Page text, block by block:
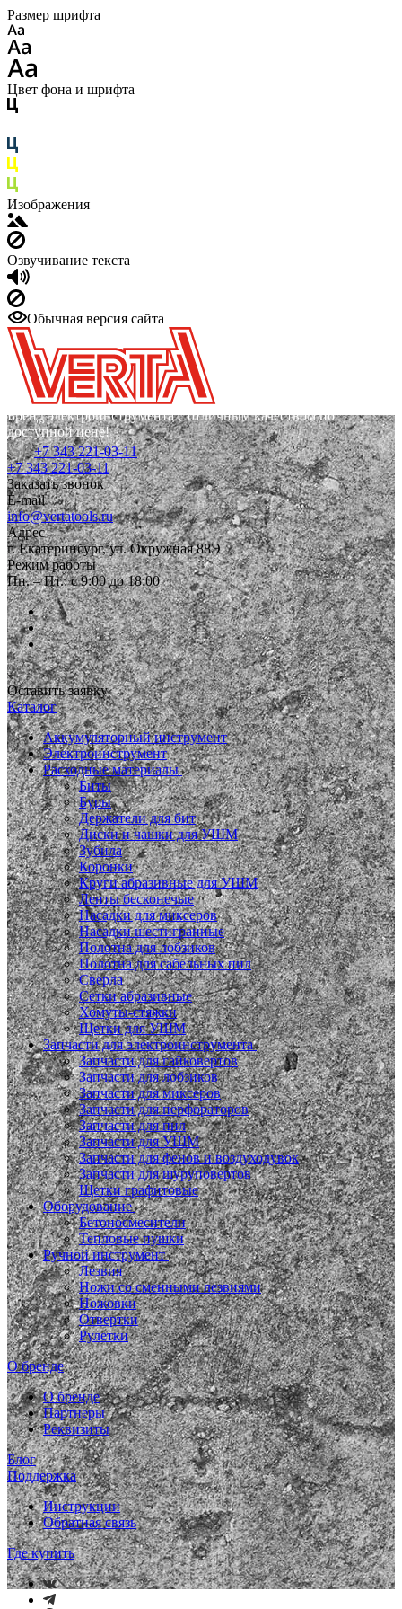
Размер шрифта
Цвет фона и шрифта
Изображения
Озвучивание текста
Обычная версия сайта
Бренд электроинструмента с отличным качеством по
доступной цене!
+7 343 221-03-11
+7 343 221-03-11
Заказать звонок
E-mail
info@vertatools.ru
Адрес
г. Екатеринбург, ул. Окружная 88Э
Режим работы
Пн. – Пт.: с 9:00 до 18:00
Оставить заявку
Каталог
Аккумуляторный инструмент
Электроинструмент
Расходные материалы
Биты
Буры
Держатели для бит
Диски и чашки для УШМ
Зубила
Коронки
Круги абразивные для УШМ
Ленты бесконечые
Насадки для миксеров
Насадки шестигранные
Полотна для лобзиков
Полотна для сабельных пил
Сверла
Сетки абразивные
Хомуты-стяжки
Щетки для УШМ
Запчасти для электроинструмента
Запчасти для гайковертов
Запчасти для лобзиков
Запчасти для миксеров
Запчасти для перфораторов
Запчасти для пил
Запчасти для УШМ
Запчасти для фенов и воздуходувок
Запчасти для шуруповертов
Щетки графитовые
Оборудование
Бетоносмесители
Тепловые пушки
Ручной инструмент
Лезвия
Ножи со сменными лезвиями
Ножовки
Отвертки
Рулетки
О бренде
О бренде
Партнеры
Реквизиты
Блог
Поддержка
Инструкции
Обратная связь
Где купить